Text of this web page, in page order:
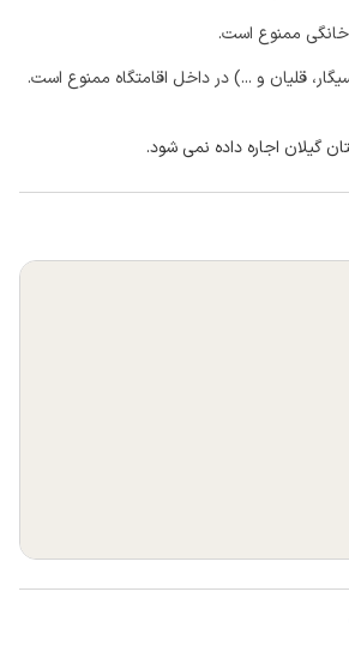
ممنوع است.
قلیان و ...) در داخل اقامتگاه ممنوع است.
گیلان اجاره داده نمی شود.